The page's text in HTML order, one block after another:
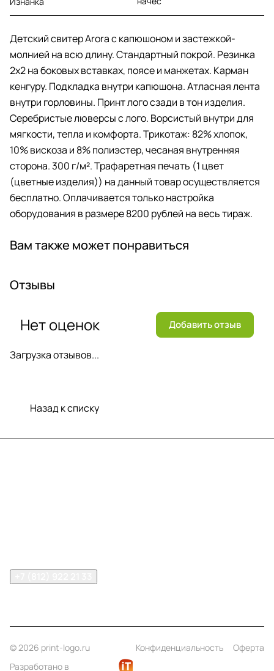
Детский свитер Arora с капюшоном и застежкой-
молнией на всю длину. Стандартный покрой. Резинка
2х2 на боковых вставках, поясе и манжетах. Карман
кенгуру. Подкладка внутри капюшона. Атласная лента
внутри горловины. Принт лого сзади в тон изделия.
Серебристые люверсы с лого. Ворсистый внутри для
мягкости, тепла и комфорта. Трикотаж: 82% хлопок,
10% вискоза и 8% полиэстер, чесаная внутренняя
сторона. 300 г/м². Трафаретная печать (1 цвет
(цветные изделия)) на данный товар осуществляется
бесплатно. Оплачивается только настройка
оборудования в размере 8200 рублей на весь тираж.
Вам также может понравиться
Отзывы
Загрузка отзывов...
Нет оценок Добавить отзыв
Назад к списку
© 2026 print-logo.ru Конфиденциальность
Оферта
Разработано в